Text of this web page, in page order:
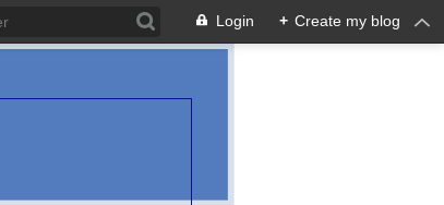
Login + Create my blog